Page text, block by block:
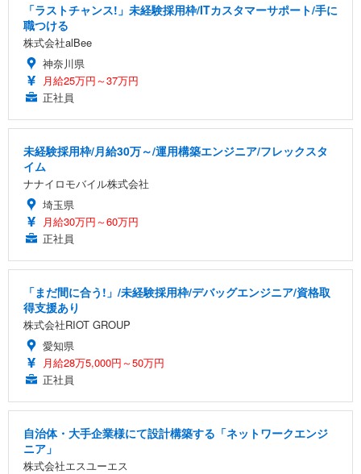
「ラストチャンス!」未経験採用枠/ITカスタマーサポート/手に
職つける
株式会社alBee
神奈川県
月給25万円～37万円
正社員
未経験採用枠/月給30万～/運用構築エンジニア/フレックスタ
イム
ナナイロモバイル株式会社
埼玉県
月給30万円～60万円
正社員
「まだ間に合う!」/未経験採用枠/デバッグエンジニア/資格取
得支援あり
株式会社RIOT GROUP
愛知県
月給28万5,000円～50万円
正社員
自治体・大手企業様にて設計構築する「ネットワークエンジ
ニア」
株式会社エスユーエス